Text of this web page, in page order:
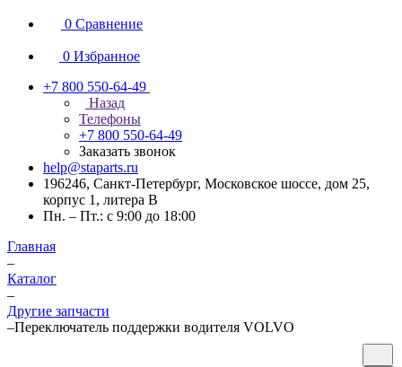
0 Сравнение
0 Избранное
+7 800 550-64-49
Назад
Телефоны
+7 800 550-64-49
Заказать звонок
help@staparts.ru
196246, Санкт-Петербург, Московское шоссе, дом 25,
корпус 1, литера В
Пн. – Пт.: с 9:00 до 18:00
Главная
–
Каталог
–
Другие запчасти
–Переключатель поддержки водителя VOLVO